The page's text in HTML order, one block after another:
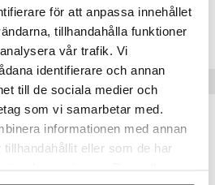
för att anpassa innehållet
tillhandahålla funktioner
vår trafik. Vi
identifierare och annan
till de sociala medier och
som vi samarbetar med.
informationen med annan
eller som de har
tuotteet
kampanja